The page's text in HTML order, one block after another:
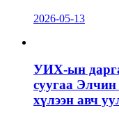
2026-05-13
УИХ-ын
суугаа
хүлээн авч